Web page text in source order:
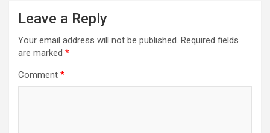
Leave a Reply
Your email address will not be published. Required fields
are marked *
Comment *